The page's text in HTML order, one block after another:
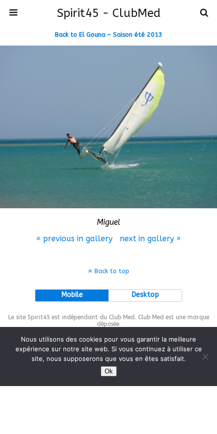
Spirit45 - ClubMed
Back to El Gouna – Saison été 2013
Miguel
« previous in gallery
next in gallery »
Back to top
Mobile Desktop
Le site Spirit45 est indépendant du Club Med. Club Med est une marque
déposée.
This site is protected bywp-copyrightpro.com
Nous utilisons des cookies pour vous garantir la meilleure
expérience sur notre site web. Si vous continuez à utiliser ce
site, nous supposerons que vous en êtes satisfait.
Ok